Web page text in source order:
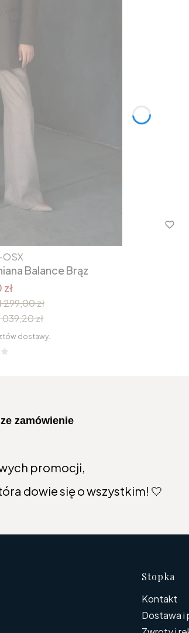
Balance Brąz
299,00 zł
039,20 zł
dostawy.
zamówienie
promocji,
dowie się o wszystkim! 🤍
Stopka
Kontakt
Dostawa i